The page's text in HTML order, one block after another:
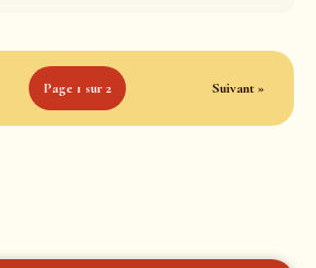
Page 1 sur 2 Suivant »